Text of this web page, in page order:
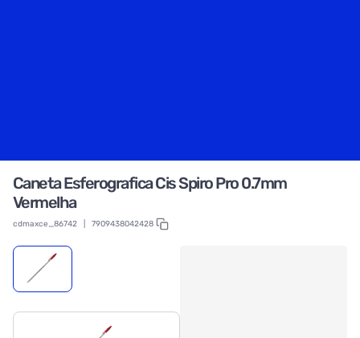
Caneta Esferografica Cis Spiro Pro 0.7mm
Vermelha
cdmaxce_86742 7909438042428